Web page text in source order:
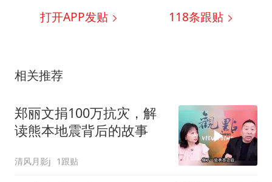
打开APP发贴 118条跟贴
相关推荐
郑丽文捐100万抗灾，解
读熊本地震背后的故事
清风月影j 1跟贴